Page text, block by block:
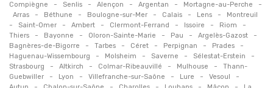
Compiègne - Senlis - Alençon - Argentan - Mortagne-au-Perche -
Arras - Béthune - Boulogne-sur-Mer - Calais - Lens - Montreuil
- Saint-Omer - Ambert - Clermont-Ferrand - Issoire - Riom -
Thiers - Bayonne - Oloron-Sainte-Marie - Pau - Argelès-Gazost -
Bagnères-de-Bigorre - Tarbes - Céret - Perpignan - Prades -
Haguenau-Wissembourg - Molsheim - Saverne - Sélestat-Erstein -
Strasbourg - Altkirch - Colmar-Ribeauvillé - Mulhouse -
Thann-
Guebwiller
- Lyon - Villefranche-sur-Saône - Lure - Vesoul -